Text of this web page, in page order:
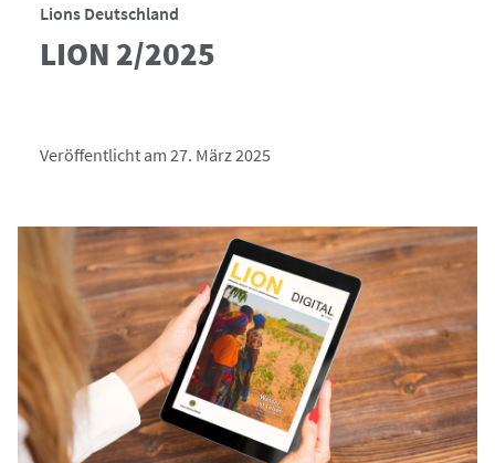
Lions Deutschland
LION 2/2025
Veröffentlicht am 27. März 2025